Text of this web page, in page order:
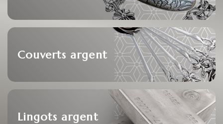
Couverts argent
Lingots argent